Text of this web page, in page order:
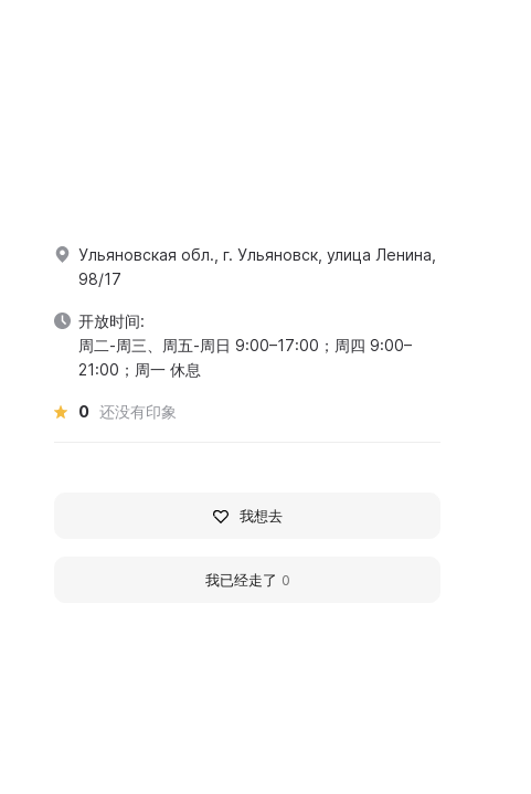
Ульяновская обл., г. Ульяновск, улица Ленина,
98/17
开放时间:
周二-周三、周五-周日 9:00–17:00；周四 9:00–
21:00；周一 休息
0 还没有印象
我想去
我已经走了 0